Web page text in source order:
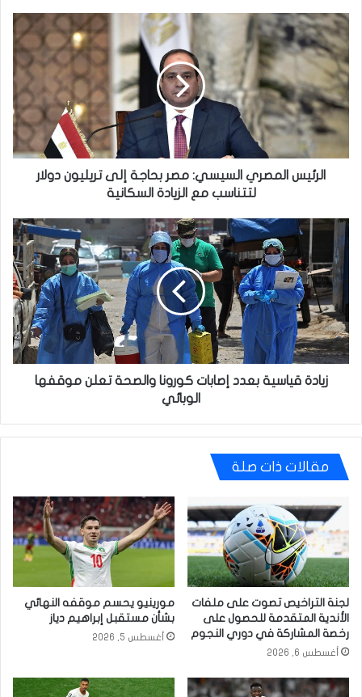
الرئيس
المصري
السيسي:
مصر
بحاجة
إلى
تريليون
دولار
الرئيس المصري السيسي: مصر بحاجة إلى تريليون دولار
لتتناسب مع الزيادة السكانية
زيادة
قياسية
بعدد
إصابات
كورونا
والصحة
تعلن
موقفها
الوبائي
زيادة قياسية بعدد إصابات كورونا والصحة تعلن موقفها
الوبائي
مقالات ذات صلة
لجنة التراخيص تصوت على ملفات
الأندية المتقدمة للحصول على
رخصة المشاركة في دوري النجوم
أغسطس 6, 2026
مورينيو يحسم موقفه النهائي
بشأن مستقبل إبراهيم دياز
أغسطس 5, 2026